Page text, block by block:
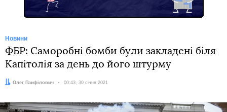
Новини
ФБР: Саморобні бомби були закладені біля
Капітолія за день до його штурму
Автор:
Олег Панфілович Дата:
00:43, 30 січня 2021